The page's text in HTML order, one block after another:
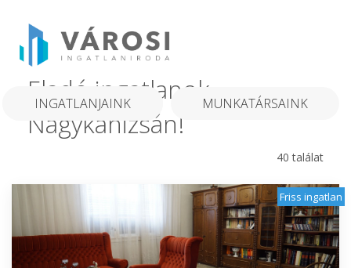
INGATLANJAINK MUNKATÁRSAINK
Eladó ingatlanok
Nagykanizsán!
40 találat
Friss ingatlan